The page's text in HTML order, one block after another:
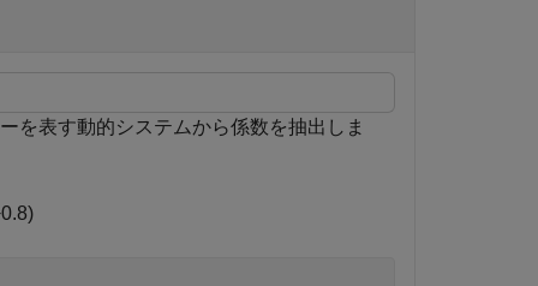
を表す動的システムから係数を抽出しま
0.8)